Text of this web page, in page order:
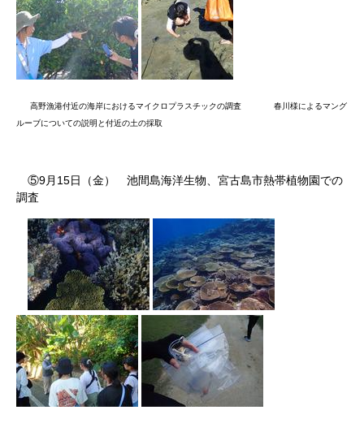
高野漁港付近の海岸におけるマイクロプラスチックの調査 春川様によるマング
ルーブについての説明と付近の土の採取
⑤9月 15日（金） 池間島海洋生物、宮古島市熱帯植物園での
調査